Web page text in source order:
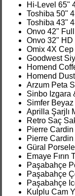
Hi-Level 65"
Toshiba 50"
Toshiba 43"
Onvo 42"
Onvo 32"
Omix 4X
Goodwest
Homend
Homend
Arzum Peta
Sinbo Izgara
Simfer Beyaz
Aprilla Şarjlı
Retro Saç
Pierre
Pierre Cardin
Güral
Emaye Fırın
Paşabahçe
Paşabahçe
Paşabahçe
Kulplu Cam